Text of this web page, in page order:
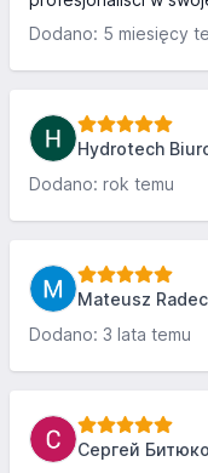
obsługą węzłów
silosów – zarówno w
serwis maszyn
bezpieczeństwa i
bezawaryjnie przez
Dodano: 5 miesięcy
Hydrotech
Dodano: rok temu
Mateusz
Dodano: 3 lata temu
Сергей